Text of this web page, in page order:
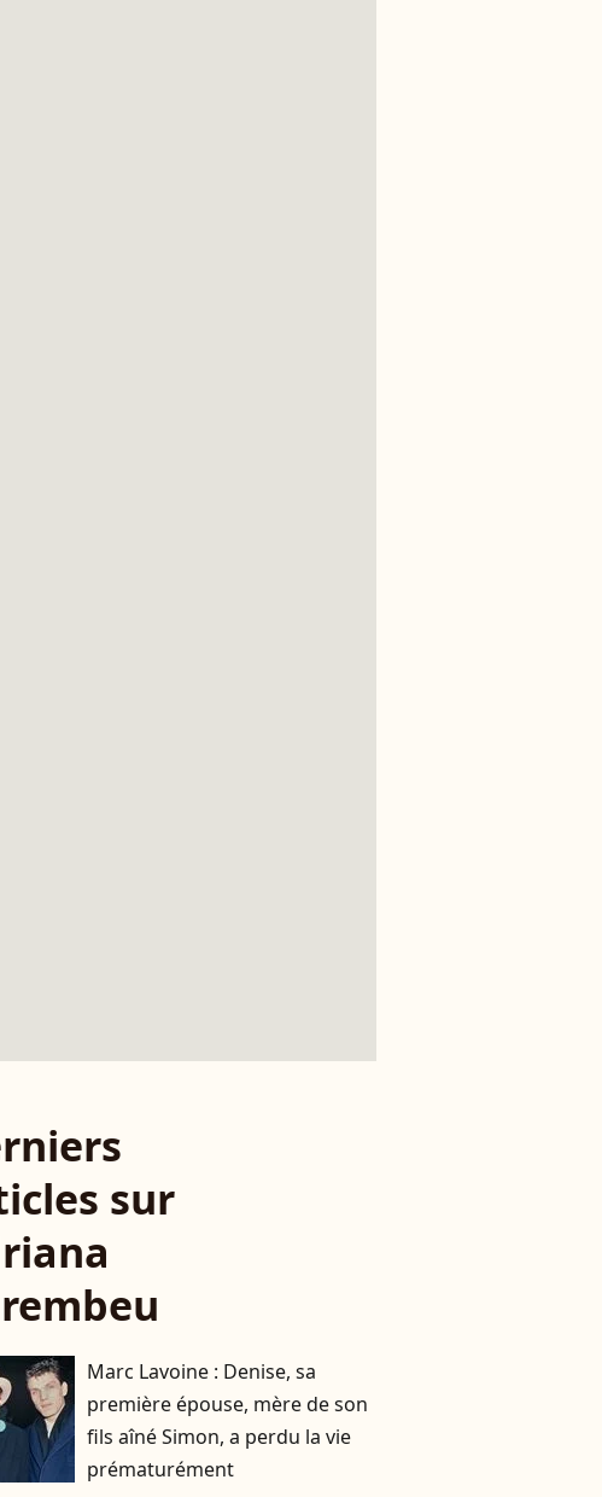
sur
Marc Lavoine : Denise, sa
première épouse, mère de son
fils aîné Simon, a perdu la vie
prématurément